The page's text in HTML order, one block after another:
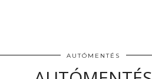
AUTÓMENTÉS